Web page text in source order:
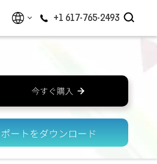
+1 617-765-2493